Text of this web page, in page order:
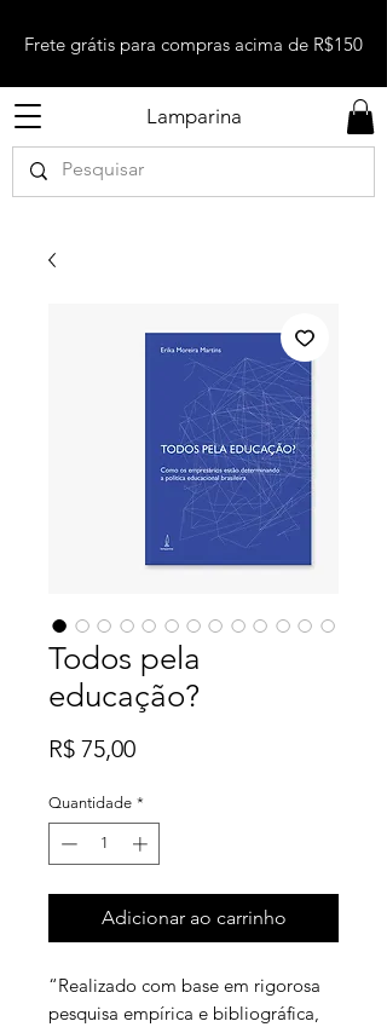
Lamparina
Frete grátis para compras acima de R$150
Todos pela
educação?
R$ 75,00Preço
Quantidade *
Adicionar ao carrinho
“Realizado com base em rigorosa
pesquisa empírica e bibliográfica,